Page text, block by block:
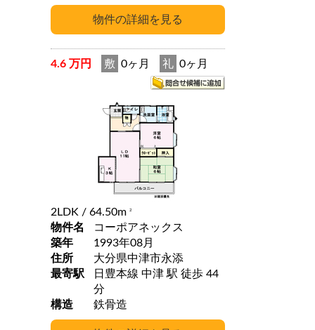
4.6 万円 敷 0ヶ月 礼 0ヶ月
2LDK / 64.50m 2
物件名
コーポアネックス
築年
1993年08月
住所
大分県中津市永添
最寄駅
日豊本線 中津 駅 徒歩 44
分
構造
鉄骨造